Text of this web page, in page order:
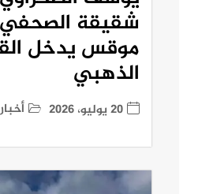
شقيقة
موقس يدخل
الذهبي
20 يوليو، 2026